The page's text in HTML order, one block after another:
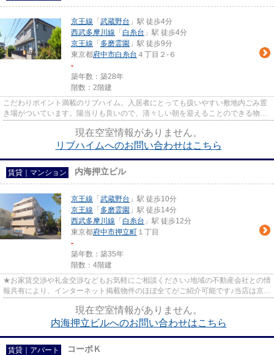
京王線 「 武蔵野台 」駅 徒歩4分
西武多摩川線 「 白糸台 」駅 徒歩4分
京王線 「 多磨霊園 」駅 徒歩9分
東京都府中市白糸台 ４丁目２-６
-
築年数：築28年
階数：2階建
こだわりポイント満載のリブハイム。入居者にとっても扱いやすい敷地内ごみ置
き場がついています。陽当りも良いので、清々しい朝を迎えることのできる物件
現在空室情報がありません。
リブハイムへのお問い合わせはこちら
賃貸｜マンション 内海押立ビル
京王線 「 武蔵野台 」駅 徒歩10分
京王線 「 多磨霊園 」駅 徒歩14分
西武多摩川線 「 白糸台 」駅 徒歩12分
東京都府中市押立町 １丁目
-
築年数：築35年
階数：4階建
★お家賃交渉や礼金交渉などもお気軽にご相談ください♪地域の不動産会社との情
報共有により、インターネット掲載物件のほぼ全てがご紹介可能です♪当店は京王
現在空室情報がありません。
内海押立ビルへのお問い合わせはこちら
賃貸｜アパート コーポＫ